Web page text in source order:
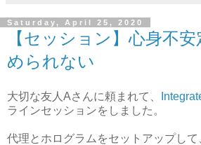
Saturday, April 25, 2020
【セッション】心身不
められない
大切な友人Aさんに頼まれて、
ラインセッションをしました。
代理とホログラムをセットアップし